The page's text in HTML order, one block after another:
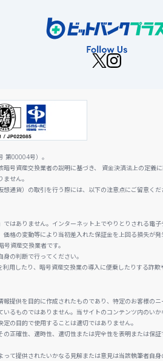
第00004号）。
資産交換業者の説明に基づき、 資金決済法上の定義
せん。
通貨）の取引を行う際には、以下の注意点にご留意くだ
はありません。インターネット上でやりとりされる電子
格の変動等により当初差入れた保証金を上回る損失
資産交換業者です。
の判断で行ってください。
用したり、暗号資産交換業の導入に便乗したりする詐欺
提供を目的に作成されたものであり、特定のお客様
るものではありません。当サイトのコンテンツ内の
の目的で使用することは適切ではありません。
正確性、適時性、適切性または完全性を表明または
て提供されたいかなる見解または意見は当該執筆者自